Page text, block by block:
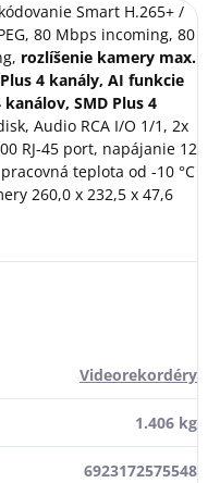
Smart H.265+ /
80 Mbps incoming, 80
rozlíšenie kamery max.
4 kanály, AI funkcie
SMD Plus 4
Audio RCA I/O 1/1, 2x
RJ-45 port, napájanie 12
teplota od -10 °C
260,0 x 232,5 x 47,6
Videorekordéry
1.406 kg
6923172575548